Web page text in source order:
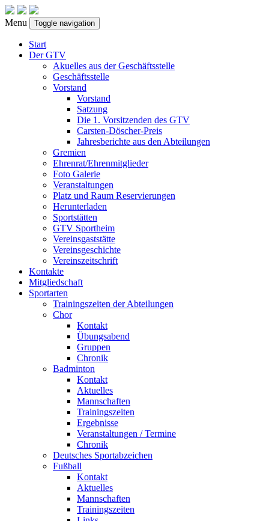
Menu Toggle navigation
Start
Der GTV
Akuelles aus der Geschäftsstelle
Geschäftsstelle
Vorstand
Vorstand
Satzung
Die 1. Vorsitzenden des GTV
Carsten-Döscher-Preis
Jahresberichte aus den Abteilungen
Gremien
Ehrenrat/Ehrenmitglieder
Foto Galerie
Veranstaltungen
Platz und Raum Reservierungen
Herunterladen
Sportstätten
GTV Sportheim
Vereinsgaststätte
Vereinsgeschichte
Vereinszeitschrift
Kontakte
Mitgliedschaft
Sportarten
Trainingszeiten der Abteilungen
Chor
Kontakt
Übungsabend
Gruppen
Chronik
Badminton
Kontakt
Aktuelles
Mannschaften
Trainingszeiten
Ergebnisse
Veranstaltungen / Termine
Chronik
Deutsches Sportabzeichen
Fußball
Kontakt
Aktuelles
Mannschaften
Trainingszeiten